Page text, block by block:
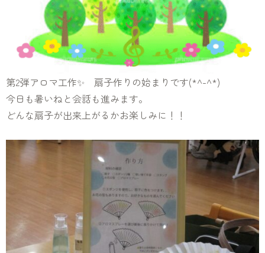
第2弾アロマ工作✨ 扇子作りの始まりです(*^-^*)
今日も暑いねと会話も進みます。
どんな扇子が出来上がるかお楽しみに！！